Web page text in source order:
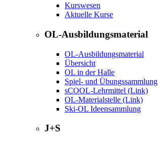
Kurswesen
Aktuelle Kurse
OL-Ausbildungsmaterial
OL-Ausbildungsmaterial
Übersicht
OL in der Halle
Spiel- und Übungssammlung
sCOOL-Lehrmittel (Link)
OL-Materialstelle (Link)
Ski-OL Ideensammlung
J+S